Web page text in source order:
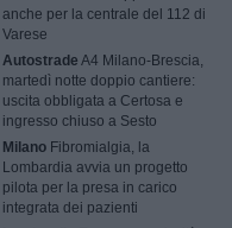
anche per la centrale del 112 di
Varese
Autostrade A4 Milano-Brescia,
martedì notte doppio cantiere:
uscita obbligata a Certosa e
ingresso chiuso a Sesto
Milano Fibromialgia, la
Lombardia avvia un progetto
pilota per la presa in carico
integrata dei pazienti